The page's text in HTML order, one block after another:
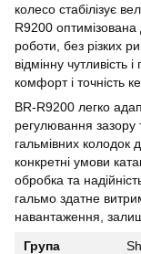
колесо стабілізує
R9200 оптимізована
роботи, без різких
відмінну
комфорт і точність
BR-R9200 легко
регулювання зазору
гальмівних колодок
конкретні умови
обробка та
гальмо здатне
навантаження,
Група